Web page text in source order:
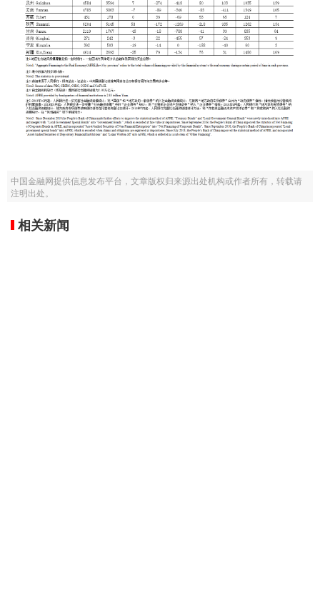
中国金融网提供信息发布平台，文章版权归来源出处机构或作者所有，转载请
注明出处。
相关新闻